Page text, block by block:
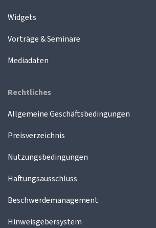
Widgets
Vorträge & Seminare
Mediadaten
Rechtliches
Allgemeine Geschäftsbedingungen
Preisverzeichnis
Nutzungsbedingungen
Haftungsausschluss
Beschwerdemanagement
Hinweisgebersystem